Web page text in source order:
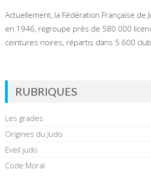
Actuellement, la Fédération Française de
en 1946, regroupe près de 580 000
ceintures noires, répartis dans 5 600
RUBRIQUES
Les grades
Origines du Judo
Eveil judo
Code Moral